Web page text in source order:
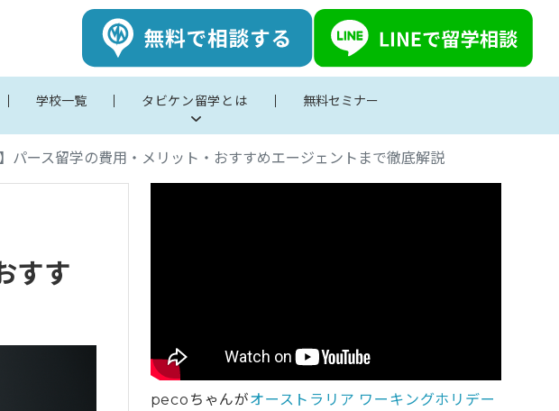
学校一覧 タビケン留学とは 無料セミナー
パース留学の費用・メリット・おすすめエージェントまで徹底解説
すす
pecoちゃんがオーストラリア ワーキングホリデー